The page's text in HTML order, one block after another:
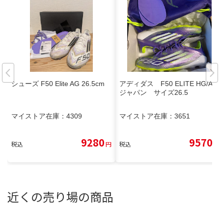
シューズ F50 Elite AG 26.5cm
マイストア在庫： 4309
税込 9280円
アディダス F50 ELITE HG/AG
ジャパン サイズ26.5
マイストア在庫： 3651
税込 9570
近くの売り場の商品